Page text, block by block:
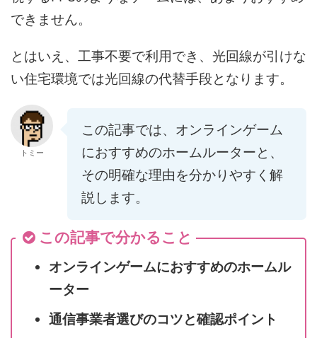
できません。
とはいえ、工事不要で利用でき、光回線が引けな
い住宅環境では光回線の代替手段となります。
トミー
この記事では、オンラインゲーム
におすすめのホームルーターと、
その明確な理由を分かりやすく解
説します。
この記事で分かること
オンラインゲームにおすすめのホームル
ーター
通信事業者選びのコツと確認ポイント